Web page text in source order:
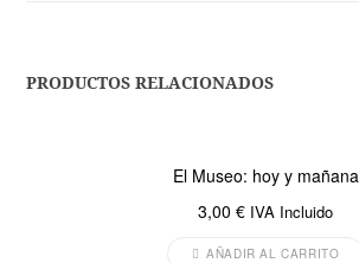
PRODUCTOS RELACIONADOS
El Museo: hoy y mañana
3,00 € IVA Incluido
AÑADIR AL CARRITO